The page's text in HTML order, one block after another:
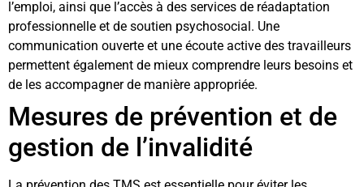
l’emploi, ainsi que l’accès à des services de réadaptation
professionnelle et de soutien psychosocial. Une
communication ouverte et une écoute active des travailleurs
permettent également de mieux comprendre leurs besoins et
de les accompagner de manière appropriée.
Mesures de prévention et de
gestion de l’invalidité